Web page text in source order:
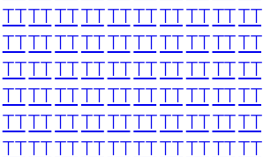
TTTTTTTTTTTTTTTTTTTT
TTTTTTTTTTTTTTTTTTTT
TTTTTTTTTTTTTTTTTTTT
TTTTTTTTTTTTTTTTTTTT
TTTTTTTTTTTTTTTTTTTT
TTTTTTTTTTTTTTTTTTTT